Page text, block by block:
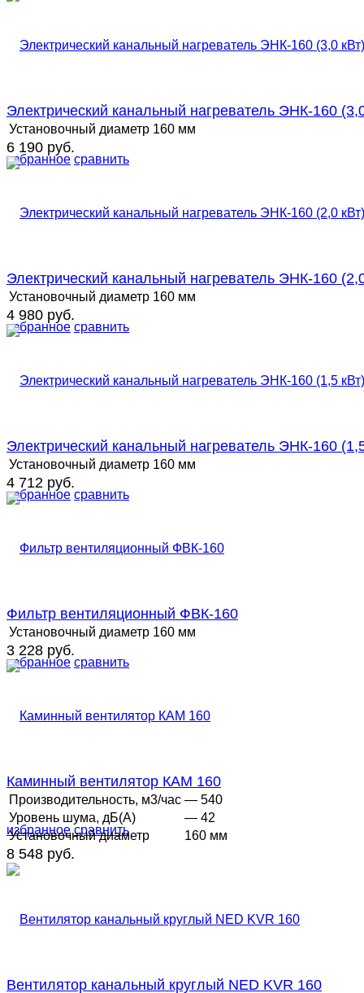
избранное сравнить
Электрический канальный нагреватель ЭНК-160
Установочный диаметр 160 мм
6 190 руб.
избранное сравнить
Электрический канальный нагреватель ЭНК-160
Установочный диаметр 160 мм
4 980 руб.
избранное сравнить
Электрический канальный нагреватель ЭНК-160
Установочный диаметр 160 мм
4 712 руб.
избранное сравнить
Фильтр вентиляционный ФВК-160
Установочный диаметр 160 мм
3 228 руб.
избранное сравнить
Каминный вентилятор КАМ 160
Производительность, м3/час — 540
Уровень шума, дБ(А)
— 42
Установочный диаметр
160 мм
8 548 руб.
Вентилятор канальный круглый NED KVR 160